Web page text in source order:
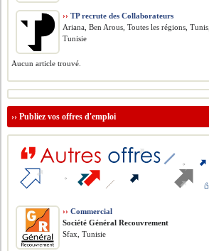
›› TP recrute des Collaborateurs
Ariana, Ben Arous, Toutes les régions, Tunis,
Tunisie
Aucun article trouvé.
››Publiez vos offres d'emploi
›› Commercial
Société Général Recouvrement
Sfax, Tunisie